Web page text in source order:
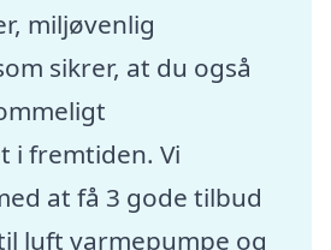
miljøvenlig
sikrer, at du også
i fremtiden. Vi
at få 3 gode tilbud
luft varmepumpe og